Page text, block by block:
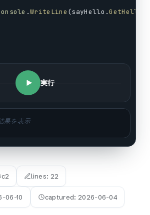
.WriteLine (sayHello .GetHello
実行
果を表示
lines: 22
06-10 captured: 2026-06-04